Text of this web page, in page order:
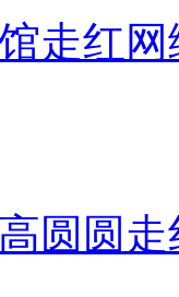
走红网
圆圆走